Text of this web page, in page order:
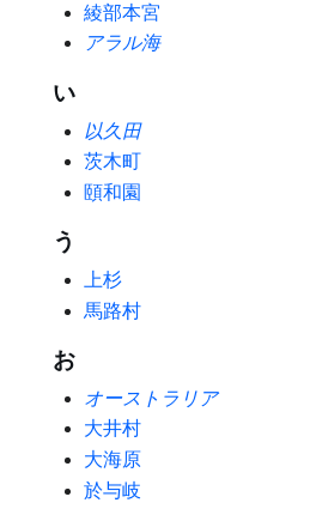
綾部本宮
アラル海
い
以久田
茨木町
頤和園
う
上杉
馬路村
お
オーストラリア
大井村
大海原
於与岐